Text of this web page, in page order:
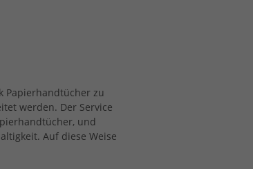
Papierhandtücher zu
werden. Der Service
und
Auf diese Weise